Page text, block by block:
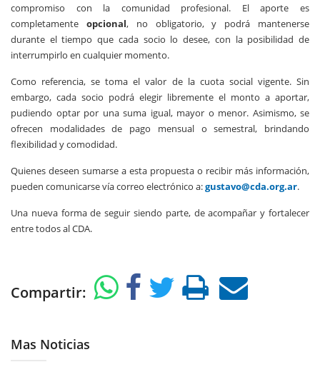
compromiso con la comunidad profesional. El aporte es
completamente opcional, no obligatorio, y podrá mantenerse
durante el tiempo que cada socio lo desee, con la posibilidad de
interrumpirlo en cualquier momento.
Como referencia, se toma el valor de la cuota social vigente. Sin
embargo, cada socio podrá elegir libremente el monto a aportar,
pudiendo optar por una suma igual, mayor o menor. Asimismo, se
ofrecen modalidades de pago mensual o semestral, brindando
flexibilidad y comodidad.
Quienes deseen sumarse a esta propuesta o recibir más información,
pueden comunicarse vía correo electrónico a:gustavo@cda.org.ar.
Una nueva forma de seguir siendo parte, de acompañar y fortalecer
entre todos al CDA.
Compartir:
Mas Noticias